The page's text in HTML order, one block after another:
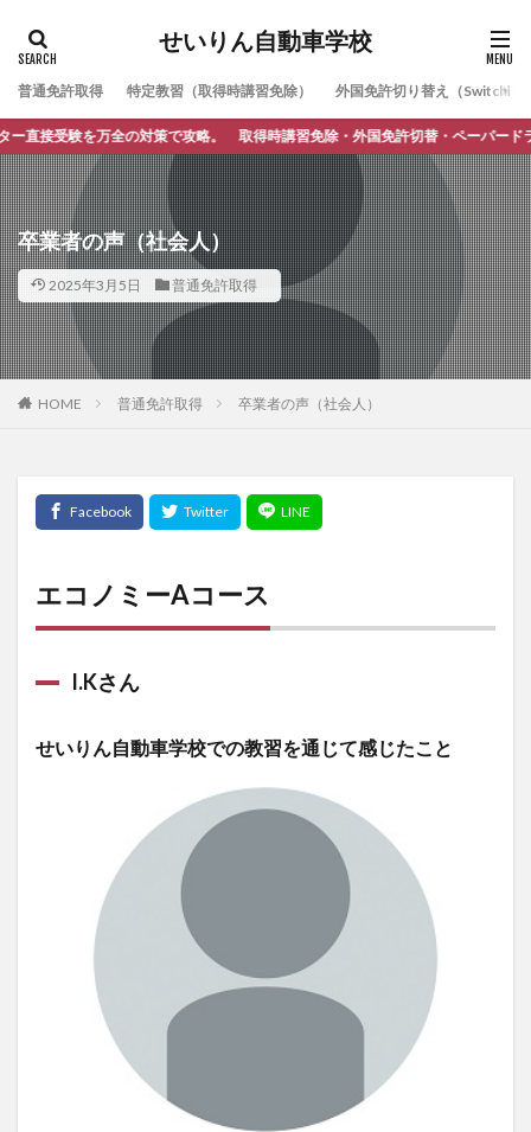
せいりん自動車学校
普通免許取得 特定教習（取得時講習免除） 外国免許切り替え（Switching
万全の対策で攻略。 取得時講習免除・外国免許切替・ペーパードライバー
卒業者の声（社会人）
2025年3月5日 普通免許取得
HOME 普通免許取得 卒業者の声（社会人）
エコノミーAコース
I.Kさん
せいりん自動車学校での教習を通じて感じたこと